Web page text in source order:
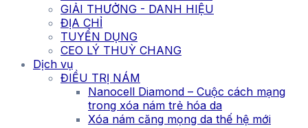
GIẢI THƯỞNG - DANH HIỆU
ĐỊA CHỈ
TUYỂN DỤNG
CEO LÝ THUỲ CHANG
Dịch vụ
ĐIỀU TRỊ NÁM
Nanocell Diamond – Cuộc cách mạng
trong xóa nám trẻ hóa da
Xóa nám căng mọng da thế hệ mới